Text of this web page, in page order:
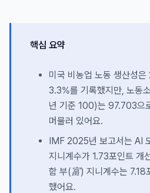
핵심 요약
미국 비농업 노동 생산성
3.3%를 기록했지만, 노동
년 기준 100)는 97.703으
머물러 있어요.
IMF 2025년 보고서는 AI
지니계수가 1.73포인트 개
함 부(富) 지니계수는 7.18
했어요.